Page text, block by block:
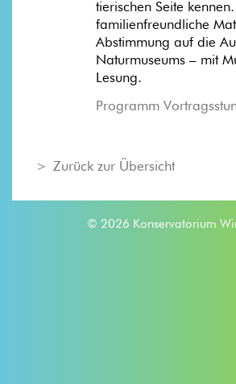
tierischen Seite kennen.
familienfreundliche
Abstimmung auf die
Naturmuseums – mit
Lesung.
Programm
Zurück zur Übersicht
© 2026 Konservatorium